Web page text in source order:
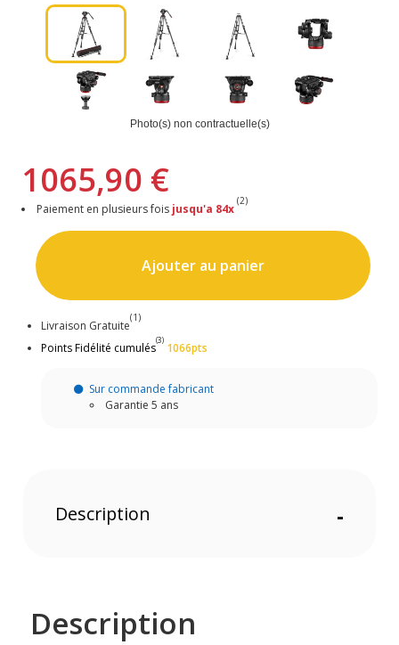
Photo(s) non contractuelle(s)
1065,90 €
Paiement en plusieurs fois jusqu'a 84x
(2)
Ajouter au panier
Livraison Gratuite
(1)
Points Fidélité cumulés
(3)
1066pts
Sur commande fabricant
Garantie 5 ans
Description -
Description